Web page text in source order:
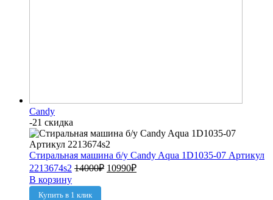
Candy
-21 скидка
Стиральная машина б/у Candy Aqua 1D1035-07 Артикул
2213674s2 14000₽ 10990₽
В корзину
Купить в 1 клик